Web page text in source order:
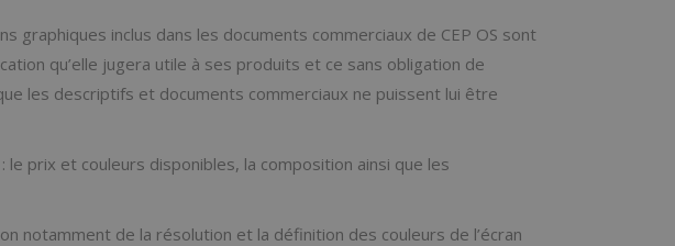
inclus dans les documents commerciaux de CEP OS sont
qu’elle jugera utile à ses produits et ce sans obligation de
les descriptifs et documents commerciaux ne puissent lui être
prix et couleurs disponibles, la composition ainsi que les
notamment de la résolution et la définition des couleurs de l’écran